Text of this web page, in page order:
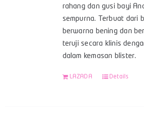
rahang dan gusi bayi
sempurna. Terbuat dari
berwarna bening dan
teruji secara klinis
dalam kemasan blister.
LAZADA Details